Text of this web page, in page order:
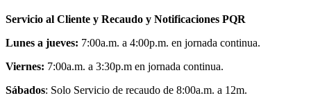
Servicio al Cliente y Recaudo y Notificaciones PQR
Lunes a jueves: 7:00a.m. a 4:00p.m. en jornada continua.
Viernes: 7:00a.m. a 3:30p.m en jornada continua.
Sábados: Solo Servicio de recaudo de 8:00a.m. a 12m.